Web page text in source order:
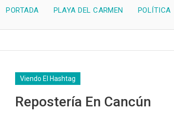
PORTADA PLAYA DEL CARMEN POLÍTICA
Viendo El Hashtag
Repostería En Cancún